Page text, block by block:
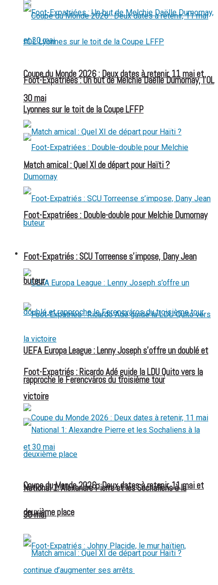
Foot-Expatriées : Un but de Melchie Daëlle Dumornay, l’OL
Lyonnes sur le toit de la Coupe LFFP
Foot-Expatriées : Double-double pour Melchie Dumornay
FOOT EXPATRIÉS
UEFA Europa League : Lenny Joseph s’offre un doublé et
rapproche le Ferencváros du troisième tour
Coupe du Monde 2026 : Deux dates à retenir, 11 mai et
30 mai
Coupe du Monde 2026 : Deux dates à retenir, 11 mai et
30 mai
Match amical : Quel XI de départ pour Haïti ?
Foot-Expatriés : SCU Torreense s’impose, Dany Jean
buteur
Foot-Expatriés : Ricardo Adé guide la LDU Quito vers la
victoire
National 1: Alexandre Pierre et les Sochaliens à la
deuxième place